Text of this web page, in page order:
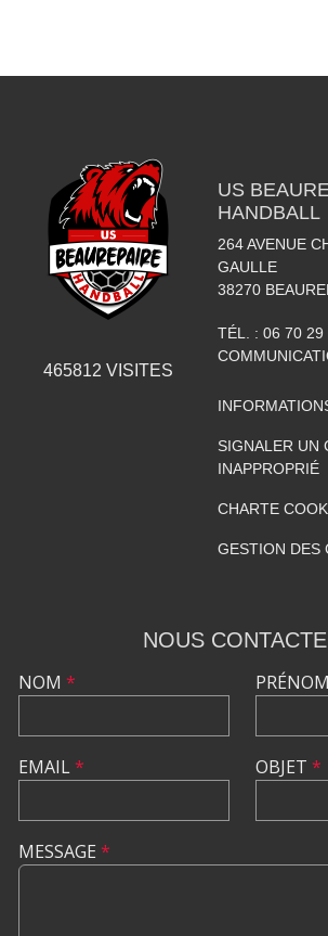
465812 VISITES
US
HANDBALL
264 AVENUE
GAULLE
38270
TÉL. : 06 70 29
SIGNALER UN
INAPPROPRIÉ
CHARTE
GESTION DES
NOUS
NOM *
EMAIL*
PRÉNOM
OBJET *
MESSAGE *